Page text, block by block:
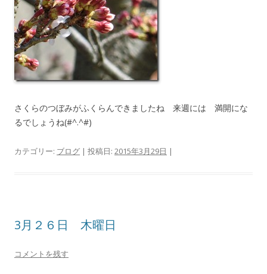
さくらのつぼみがふくらんできましたね 来週には 満開にな
るでしょうね(#^.^#)
カテゴリー: ブログ | 投稿日: 2015年3月29日 |
3月２６日 木曜日
コメントを残す